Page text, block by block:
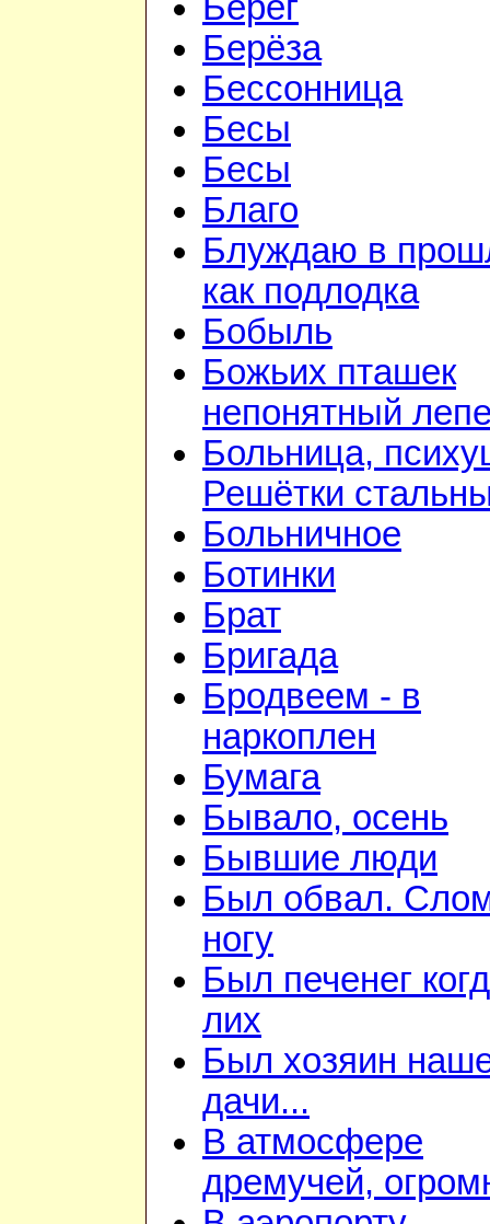
Берег
Берёза
Бессонница
Бесы
Бесы
Благо
Блуждаю в
как подлодка
Бобыль
Божьих пташек
непонятный
Больница,
Решётки
Больничное
Ботинки
Брат
Бригада
Бродвеем - в
наркоплен
Бумага
Бывало, осень
Бывшие люди
Был обвал.
ногу
Был печенег
лих
Был хозяин
дачи...
В атмосфере
дремучей,